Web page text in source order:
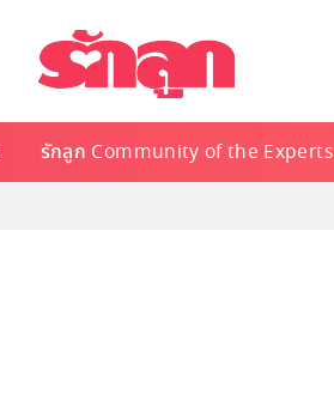
รักลูก Community of the Experts